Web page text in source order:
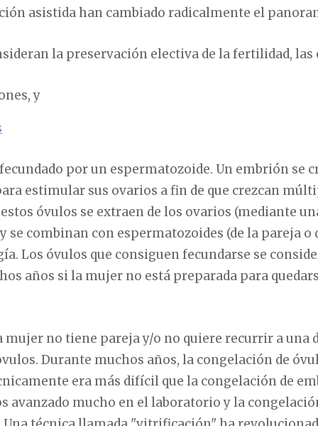
asistida han cambiado radicalmente el
la preservación electiva de la fertilidad,
y
por un espermatozoide. Un embrión se
estimular sus ovarios a fin de que crezcan
óvulos se extraen de los ovarios (mediante
se combinan con espermatozoides (de la pareja o
Los óvulos que consiguen fecundarse se
años si la mujer no está preparada para
no tiene pareja y/o no quiere recurrir a una
Durante muchos años, la congelación de
era más difícil que la congelación de
avanzado mucho en el laboratorio y la